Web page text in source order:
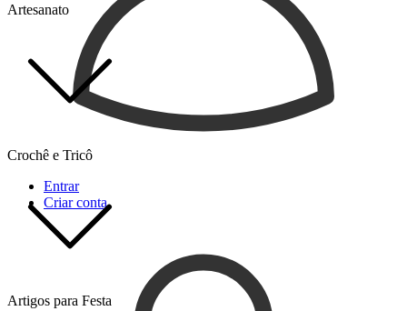
Artesanato
Crochê e Tricô
Artigos para Festa
Entrar
Criar conta